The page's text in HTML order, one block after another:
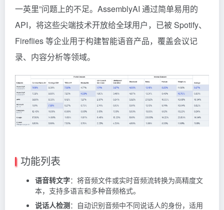
一英里”问题上的不足。AssemblyAI 通过简单易用的
API，将这些尖端技术开放给全球用户，已被 Spotify、
Fireflies 等企业用于构建智能语音产品，覆盖会议记
录、内容分析等领域。
功能列表
语音转文字：将音频文件或实时音频流转换为高精度文
本，支持多语言和多种音频格式。
说话人检测：自动识别音频中不同说话人的身份，适用